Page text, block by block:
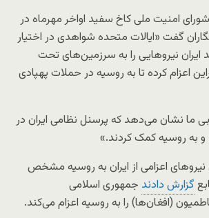
امنیت ملی کاخ سفید اواخر مهرماه در
گفت «ایالات متحده شواهدی در اختیار
نیروهایی را به سرزمین‌های تحت
اعزام کرده تا به روسیه در حملات پهپادی
ما نشان می‌دهد که پرسنل نظامی ایران در
به روسیه کمک کردند.»
نیروهای اعزامی از ایران به روسیه مشخص
گزارش دادند جمهوری اسلامی
(افغان‌ها) را به روسیه اعزام می‌کند.